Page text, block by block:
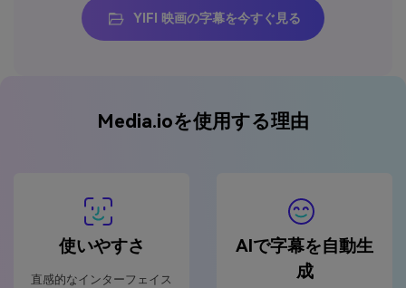
YIFI 映画の字幕を今すぐ見る
Media.ioを使用する理由
使いやすさ
直感的なインターフェイス
AIで字幕を自動生
成